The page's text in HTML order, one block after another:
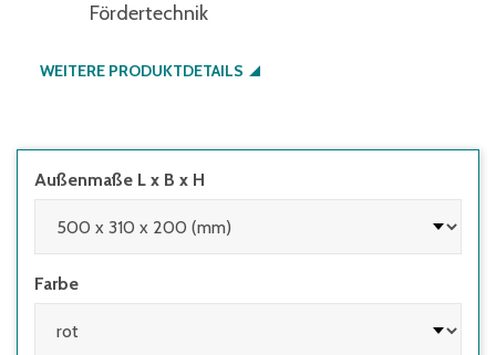
Fördertechnik
WEITERE PRODUKTDETAILS
Außenmaße L x B x H
Farbe